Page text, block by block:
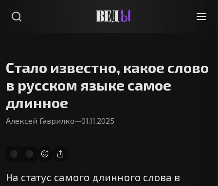
Стало известно, какое слово
в русском языке самое
длинное
Алексей Гаврилко—01.11.2025
На статус самого длинного слова в